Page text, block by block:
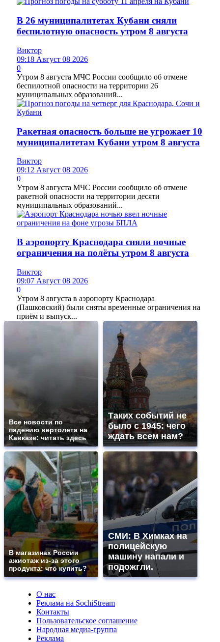
В 26 муниципалитетах Кубани сняли
беспилотную опасность утром 8 августа
Виктор
09:18 Август 08 2026
0
Утром 8 августа МЧС России сообщило об отмене
беспилотной опасности на территории 26
муниципальных образований...
Ракетная опасность больше не угрожает 10
муниципалитетам Кубани утром 8 августа
Виктор
09:12 Август 08 2026
0
Утром 8 августа МЧС России сообщило об отмене
ракетной опасности на территории десяти
муниципальных образований...
В аэропорту Краснодара сняли ночные
ограничения на полёты утром 8 августа
Виктор
09:07 Август 08 2026
0
Утром 8 августа в аэропорту Краснодара
(Пашковский) были сняты временные ограничения на
приём и выпуск...
Все новости по
падению вертолета на
Кавказе: читать здесь
Таких событий не
было с 1945: чего
ждать всем нам?
В магазинах России
ажиотаж из-за этого
продукта: что купить?
СМИ: В Химках на
полицейскую
машину напали и
подожгли.
О нас
Реклама на SochiStream
Контакты
Пользовательское соглашение
Народная медиа-группа
Реклама